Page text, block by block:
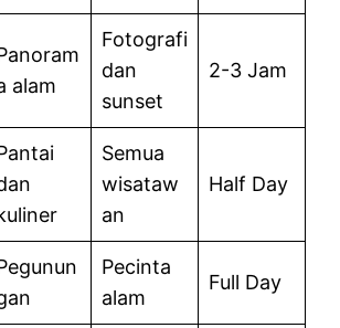
alam
Fotografi
dan
sunset
2-3 Jam
Semua
wisataw
an
Half Day
Pecinta
alam
Full Day